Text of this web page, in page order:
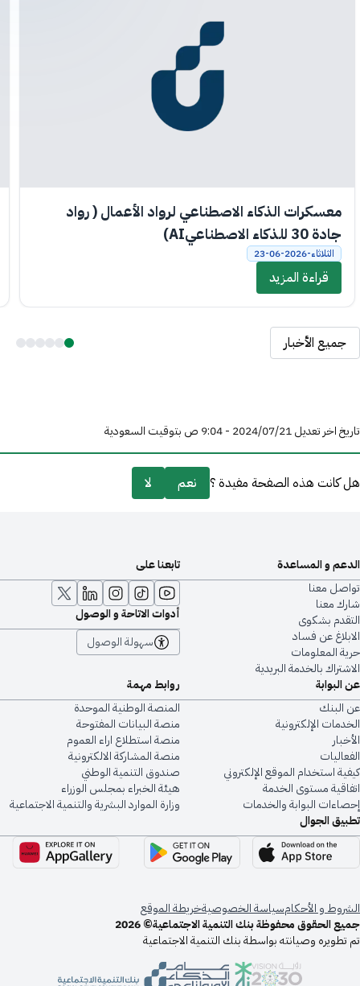
معسكرات الذكاء الاصطناعي لرواد الأعمال ( رواد
جادة 30 للذكاء الاصطناعيAI)
الثلاثاء-2026-06-23
قراءة المزيد
جميع الأخبار
تاريخ اخر تعديل 21‏/07‏/2024 - 9:04 ص بتوقيت السعودية
هل كانت هذه الصفحة مفيدة ؟ نعم لا
عن البوابة
عن البنك
الخدمات الإلكترونية
الأخبار
الفعاليات
كيفية استخدام الموقع الإلكتروني
اتفاقية مستوى الخدمة
إحصاءات البوابة والخدمات
روابط مهمة
المنصة الوطنية الموحدة
منصة البيانات المفتوحة
منصة استطلاع اراء العموم
منصة المشاركة الالكترونية
صندوق التنمية الوطني
هيئة الخبراء بمجلس الوزراء
وزارة الموارد البشرية والتنمية الاجتماعية
الدعم و المساعدة
تواصل معنا
شارك معنا
التقدم بشكوى
الابلاغ عن فساد
حرية المعلومات
الاشتراك بالخدمة البريدية
تابعنا على
أدوات الاتاحة و الوصول
سهولة الوصول
تطبيق الجوال
الشروط و الأحكامسياسة الخصوصيةخريطة الموقع
جميع الحقوق محفوظة بنك التنمية الاجتماعية© 2026
تم تطويره وصيانته بواسطة بنك التنمية الاجتماعية